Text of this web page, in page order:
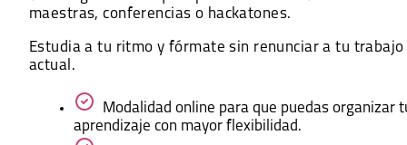
maestras, conferencias o hackatones.
Estudia a tu ritmo y fórmate sin renunciar a tu trabajo
actual.
Modalidad online para que puedas organizar
aprendizaje con mayor flexibilidad.